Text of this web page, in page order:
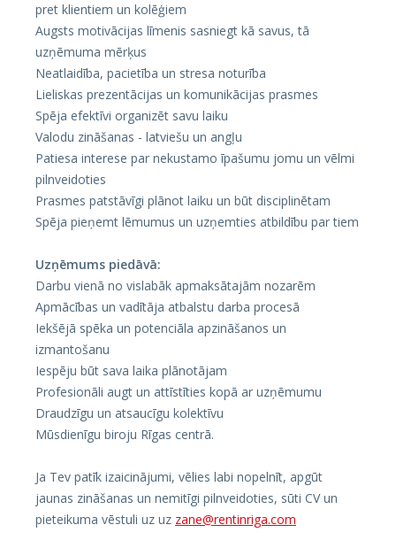
pret klientiem un kolēģiem
Augsts motivācijas līmenis sasniegt kā savus, tā
uzņēmuma mērķus
Neatlaidība, pacietība un stresa noturība
Lieliskas prezentācijas un komunikācijas prasmes
Spēja efektīvi organizēt savu laiku
Valodu zināšanas - latviešu un angļu
Patiesa interese par nekustamo īpašumu jomu un vēlmi
pilnveidoties
Prasmes patstāvīgi plānot laiku un būt disciplinētam
Spēja pieņemt lēmumus un uzņemties atbildību par tiem
Uzņēmums piedāvā:
Darbu vienā no vislabāk apmaksātajām nozarēm
Apmācības un vadītāja atbalstu darba procesā
Iekšējā spēka un potenciāla apzināšanos un
izmantošanu
Iespēju būt sava laika plānotājam
Profesionāli augt un attīstīties kopā ar uzņēmumu
Draudzīgu un atsaucīgu kolektīvu
Mūsdienīgu biroju Rīgas centrā.
Ja Tev patīk izaicinājumi, vēlies labi nopelnīt, apgūt
jaunas zināšanas un nemitīgi pilnveidoties, sūti CV un
pieteikuma vēstuli uz uz zane@rentinriga.com